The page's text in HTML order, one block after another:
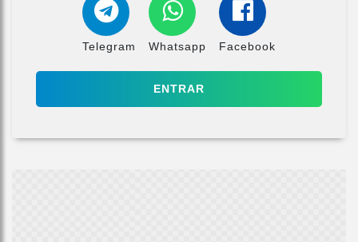
Telegram Whatsapp Facebook
ENTRAR